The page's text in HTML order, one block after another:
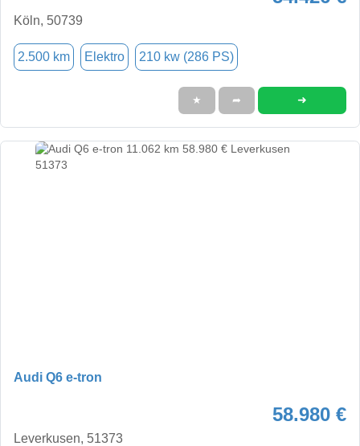
Köln, 50739
2.500 km Elektro 210 kw (286 PS)
★ ➦ ➜
Audi Q6 e-tron
58.980 €
Leverkusen, 51373